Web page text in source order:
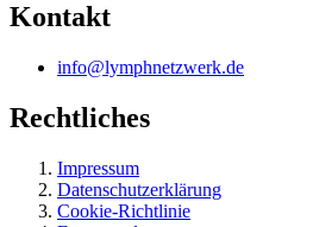
Kontakt
info@lymphnetzwerk.de
Rechtliches
Impressum
Datenschutzerklärung
Cookie-Richtlinie